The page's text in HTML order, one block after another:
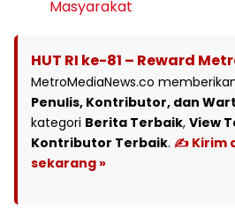
Masyarakat
HUT RI ke-81 – Reward
MetroMediaNews.co
Penulis, Kontributor, dan
kategori Berita Terbaik, View
Kontributor Terbaik. ✍️ Kirim
sekarang »